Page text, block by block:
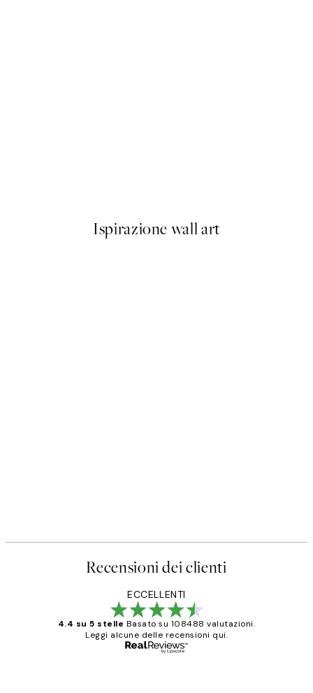
Ispirazione wall art
Recensioni dei clienti
ECCELLENTI
4.4 su 5 stelle Basato su 108488 valutazioni.
Leggi alcune delle recensioni qui.